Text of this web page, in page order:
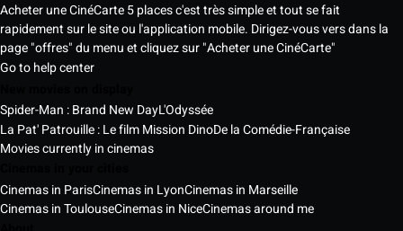
Acheter une CinéCarte 5 places c'est très simple et tout se fait
rapidement sur le site ou l'application mobile. Dirigez-vous vers dans la
page "offres" du menu et cliquez sur "Acheter une CinéCarte"
Go to help center
Spider-Man : Brand New DayL'Odyssée
La Pat' Patrouille : Le film Mission DinoDe la Comédie-Française
Movies currently in cinemas
Cinemas in ParisCinemas in LyonCinemas in Marseille
Cinemas in ToulouseCinemas in NiceCinemas around me